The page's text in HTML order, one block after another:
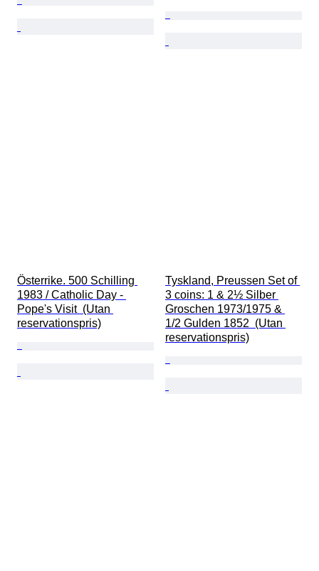
Österrike. 500 Schilling
1983 / Catholic Day -
Pope's Visit  (Utan
reservationspris)
Tyskland, Preussen Set of
3 coins: 1 & 2½ Silber
Groschen 1973/1975 &
1/2 Gulden 1852  (Utan
reservationspris)